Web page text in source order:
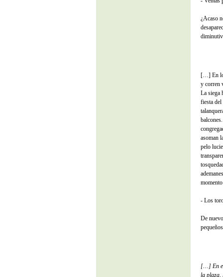
¿Acaso
[…] En
y corren
La siega
fiesta del
asoman
pelo
- Los
De
[…] En el
la plaza,